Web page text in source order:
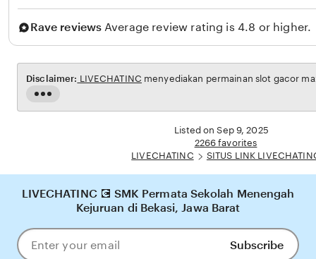
t
r Rave reviews Average review rating is 4.8 or higher.
Read
the
Disclaimer: LIVECHATINC menyediakan permainan slot gacor
Listed on Sep 9, 2025
2266 favorites
LIVECHATINC
SITUS LINK
LIVECHATINC 💽 SMK Permata Sekolah Menengah
Kejuruan di Bekasi, Jawa Barat
Enter
Subscribe